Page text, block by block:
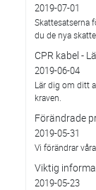
2019-07-01
Skattesatserna
du de nya
CPR kabel -
2019-06-04
Lär dig om ditt
kraven.
Förändrade
2019-05-31
Vi förändrar
Viktig
2019-05-23